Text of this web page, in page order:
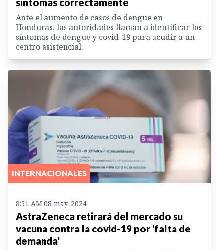
síntomas correctamente
Ante el aumento de casos de dengue en
Honduras, las autoridades llaman a identificar los
síntomas de dengue y covid-19 para acudir a un
centro asistencial.
INTERNACIONALES
8:51 AM 08 may. 2024
AstraZeneca retirará del mercado su
vacuna contra la covid-19 por 'falta de
demanda'